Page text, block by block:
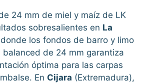
24 mm de miel y maíz de LK
sobresalientes en La
los fondos de barro y limo
balanced de 24 mm garantiza
óptima para las carpas
En Cijara (Extremadura),